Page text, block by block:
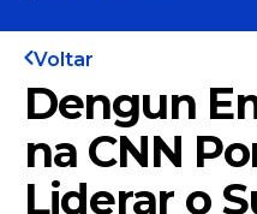
Voltar
Dengun
na CNN
Liderar o